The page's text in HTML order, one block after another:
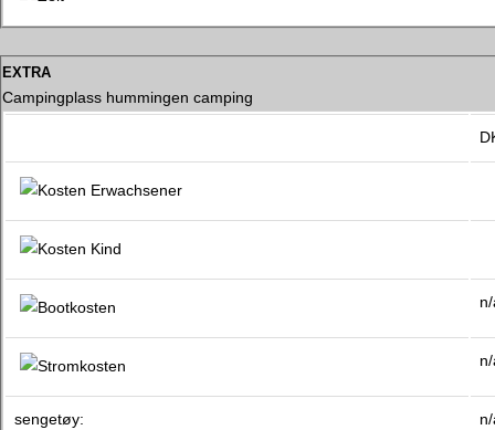
extra
Campingplass hummingen camping
sengetøy: